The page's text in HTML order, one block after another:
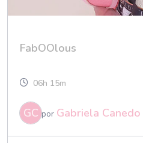
FabOOlous
06h 15m
GC por Gabriela Canedo